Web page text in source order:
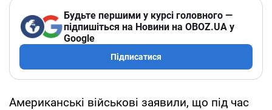
Будьте першими у курсі головного —
підпишіться на Новини на OBOZ.UA у
Google
Підписатися
Американські військові заявили, що під час